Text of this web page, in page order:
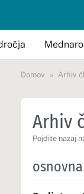
Domov Arhiv
Arhiv
Pojdite nazaj